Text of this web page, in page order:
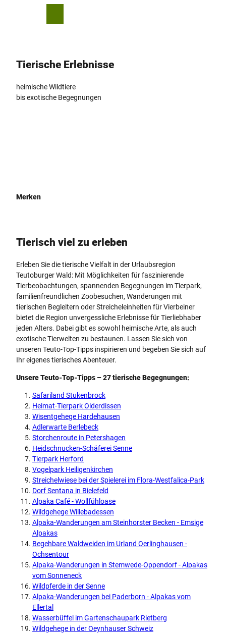
Tierische Erlebnisse
heimische Wildtiere
bis exotische Begegnungen
Merken
Tierisch viel zu erleben
Erleben Sie die tierische Vielfalt in der Urlaubsregion
Teutoburger Wald: Mit Möglichkeiten für faszinierende
Tierbeobachtungen, spannenden Begegnungen im Tierpark,
familienfreundlichen Zoobesuchen, Wanderungen mit
tierischen Begleitern oder Streicheleinheiten für Vierbeiner
bietet die Region unvergessliche Erlebnisse für Tierliebhaber
jeden Alters. Dabei gibt es sowohl heimische Arte, als auch
exotische Tierwelten zu bestaunen. Lassen Sie sich von
unseren Teuto-Top-Tipps inspirieren und begeben Sie sich auf
Ihr eigenes tierisches Abenteuer.
Unsere Teuto-Top-Tipps – 27 tierische Begegnungen:
Safariland Stukenbrock
Heimat-Tierpark Olderdissen
Wisentgehege Hardehausen
Adlerwarte Berlebeck
Storchenroute in Petershagen
Heidschnucken-Schäferei Senne
Tierpark Herford
Vogelpark Heiligenkirchen
Streichelwiese bei der Spielerei im Flora-Westfalica-Park
Dorf Sentana in Bielefeld
Alpaka Café - Wollfühloase
Wildgehege Willebadessen
Alpaka-Wanderungen am Steinhorster Becken - Emsige
Alpakas
Begehbare Waldweiden im Urland Oerlinghausen -
Ochsentour
Alpaka-Wanderungen in Stemwede-Oppendorf - Alpakas
vom Sonneneck
Wildpferde in der Senne
Alpaka-Wanderungen bei Paderborn - Alpakas vom
Ellertal
Wasserbüffel im Gartenschaupark Rietberg
Wildgehege in der Oeynhauser Schweiz